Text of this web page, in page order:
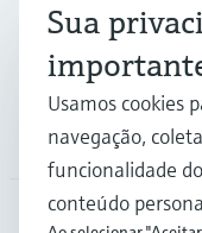
Suporte
Empresa
Sua
Usamos cookies
navegação,
funcionalidade
conteúdo